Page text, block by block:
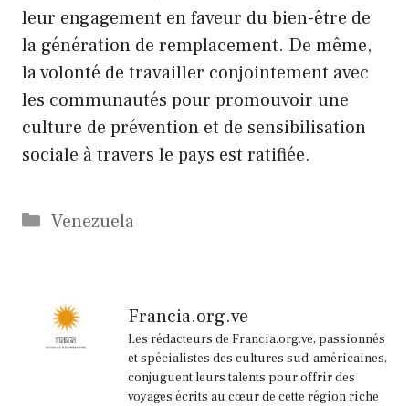
leur engagement en faveur du bien-être de
la génération de remplacement. De même,
la volonté de travailler conjointement avec
les communautés pour promouvoir une
culture de prévention et de sensibilisation
sociale à travers le pays est ratifiée.
Catégories
Venezuela
Francia.org.ve
Les rédacteurs de Francia.org.ve, passionnés
et spécialistes des cultures sud-américaines,
conjuguent leurs talents pour offrir des
voyages écrits au cœur de cette région riche